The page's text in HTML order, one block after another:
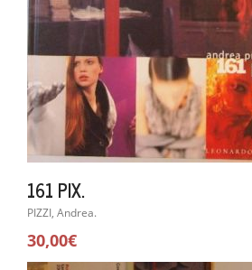
161 PIX.
PIZZI, Andrea.
30,00€